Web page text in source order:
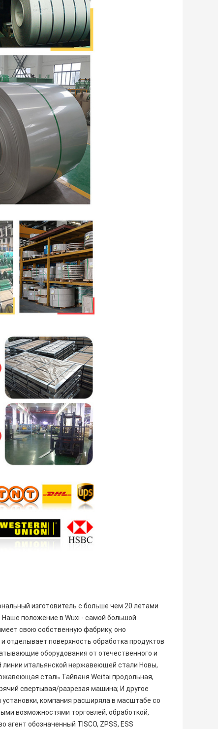
изготовитель с больше чем 20 летами
положение в Wuxi - самой большой
свою собственную фабрику, оно
поверхность обработка продуктов
оборудования от отечественного и
итальянской нержавеющей стали Новы,
сталь Тайваня Weitai продольная,
свертывая/разрезая машина; И другое
компания расширяла в масштабе со
возможностями торговлей, обработкой,
обозначенный TISCO, ZPSS, ESS